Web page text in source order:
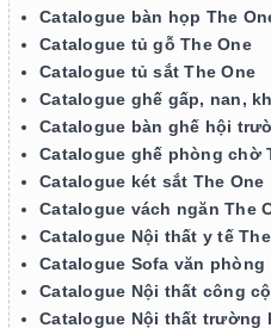
Catalogue bàn họp The
Catalogue tủ gỗ The One
Catalogue tủ sắt The One
Catalogue ghế gấp, nan,
Catalogue bàn ghế hội
Catalogue ghế phòng chờ
Catalogue két sắt The One
Catalogue vách ngăn The
Catalogue Nội thất y tế
Catalogue Sofa văn phòng
Catalogue Nội thất công
Catalogue Nội thất trường